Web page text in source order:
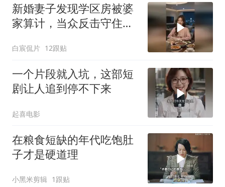
新婚妻子发现学区房被婆
家算计，当众反击守住婚
白宸侃片 12跟贴
一个片段就入坑，这部短
剧让人追到停不下来
起喜电影
在粮食短缺的年代吃饱肚
子才是硬道理
小黑米剪辑 1跟贴